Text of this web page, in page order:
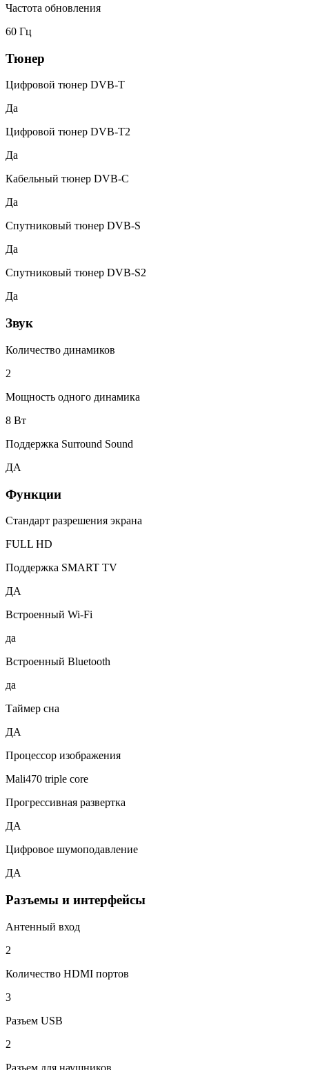
Частота обновления
60 Гц
Тюнер
Цифровой тюнер DVB-T
Да
Цифровой тюнер DVB-T2
Да
Кабельный тюнер DVB-C
Да
Спутниковый тюнер DVB-S
Да
Спутниковый тюнер DVB-S2
Да
Звук
Количество динамиков
2
Мощность одного динамика
8 Вт
Поддержка Surround Sound
ДА
Функции
Стандарт разрешения экрана
FULL HD
Поддержка SMART TV
ДА
Встроенный Wi-Fi
да
Встроенный Bluetooth
да
Таймер сна
ДА
Процессор изображения
Mali470 triple core
Прогрессивная развертка
ДА
Цифровое шумоподавление
ДА
Разъемы и интерфейсы
Антенный вход
2
Количество HDMI портов
3
Разъем USB
2
Разъем для наушников